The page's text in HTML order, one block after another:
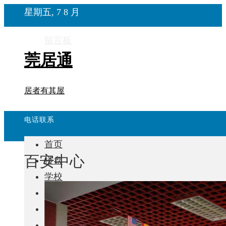
星期五, 7 8 月
莞居通
居者有其屋
电话联系
首页
楼盘
学校
自建房
百安中心